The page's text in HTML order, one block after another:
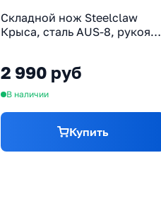
Складной нож Steelclaw
Крыса, сталь AUS-8, рукоять
2 990 руб
В наличии
Купить